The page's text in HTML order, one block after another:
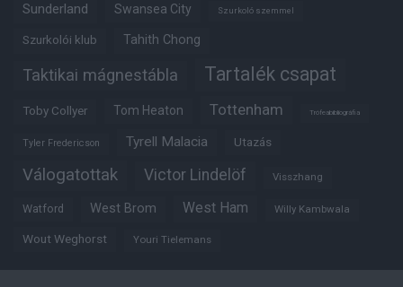
Sunderland Swansea City Szurkoló szemmel
Szurkolói klub Tahith Chong
Taktikai mágnestábla Tartalék csapat
Toby Collyer Tom Heaton Tottenham Trófeabibliográfia
Tyler Fredericson Tyrell Malacia Utazás
Válogatottak Victor Lindelöf Visszhang
Watford West Brom West Ham Willy Kambwala
Wout Weghorst Youri Tielemans